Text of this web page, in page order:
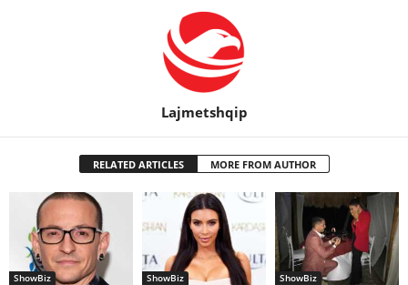
Lajmetshqip
RELATED ARTICLES MORE FROM AUTHOR
ShowBiz ShowBiz ShowBiz